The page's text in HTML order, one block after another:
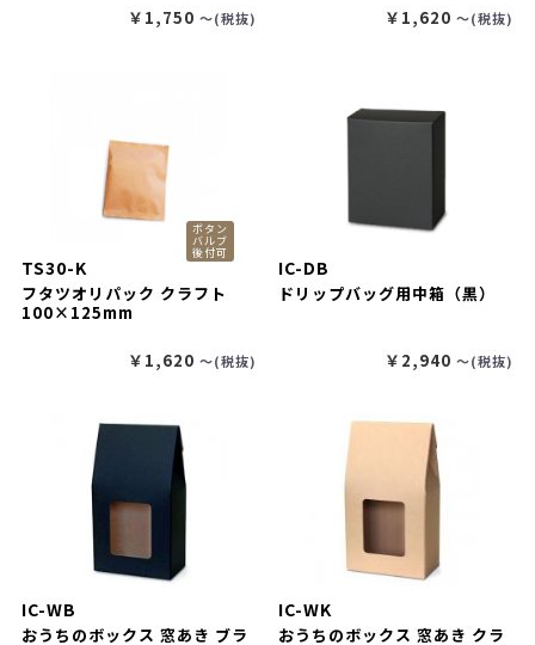
￥1,750 〜(税抜) ￥1,620 〜(税抜)
ボタン
バルブ
後付可
TS30-K
フタツオリパック クラフト
100×125mm
￥1,620 〜(税抜)
IC-DB
ドリップバッグ用中箱（黒）
￥2,940 〜(税抜)
IC-WB
おうちのボックス 窓あき ブラ
IC-WK
おうちのボックス 窓あき クラ